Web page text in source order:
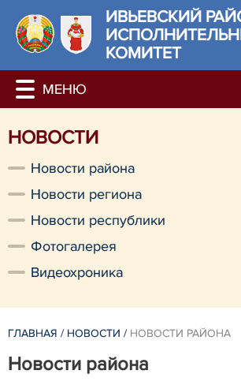
ИВЬЕВСКИЙ
КОМИТЕТ
НОВОСТИ
Новости района
Новости региона
Новости республики
Фотогалерея
Видеохроника
ГЛАВНАЯ / НОВОСТИ / НОВОСТИ РАЙОНА
Новости района